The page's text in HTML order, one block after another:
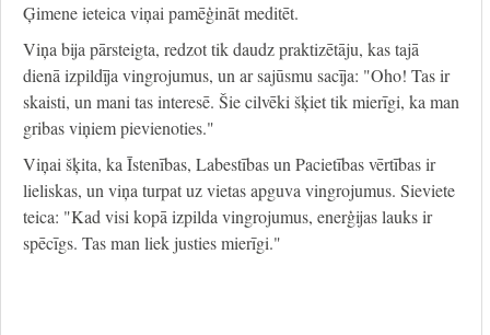
Ģimene ieteica viņai pamēģināt meditēt.
Viņa bija pārsteigta, redzot tik daudz praktizētāju, kas tajā
dienā izpildīja vingrojumus, un ar sajūsmu sacīja: "Oho! Tas ir
skaisti, un mani tas interesē. Šie cilvēki šķiet tik mierīgi, ka man
gribas viņiem pievienoties."
Viņai šķita, ka Īstenības, Labestības un Pacietības vērtības ir
lieliskas, un viņa turpat uz vietas apguva vingrojumus. Sieviete
teica: "Kad visi kopā izpilda vingrojumus, enerģijas lauks ir
spēcīgs. Tas man liek justies mierīgi."